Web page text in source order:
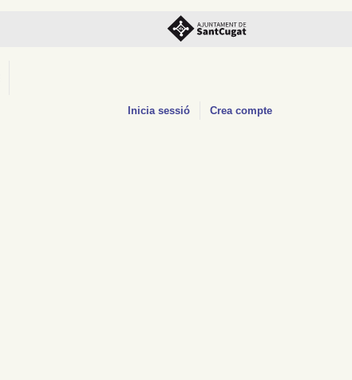
Inicia sessió Crea compte